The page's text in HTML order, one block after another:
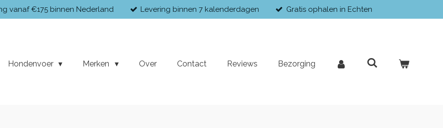
vanaf €175 binnen Nederland Levering binnen 7 kalenderdagen Gratis ophalen in Echten
Hondenvoer Merken Over Contact Reviews Bezorging